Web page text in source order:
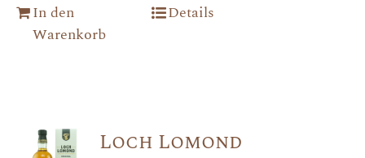
In den
Warenkorb
Details
Loch Lomond